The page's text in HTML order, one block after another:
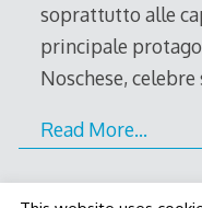
soprattutto alle
principale
Noschese,
Read More…